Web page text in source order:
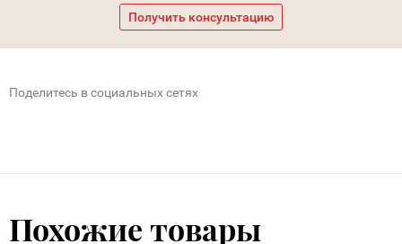
Получить консультацию
Поделитесь в социальных сетях
Похожие товары